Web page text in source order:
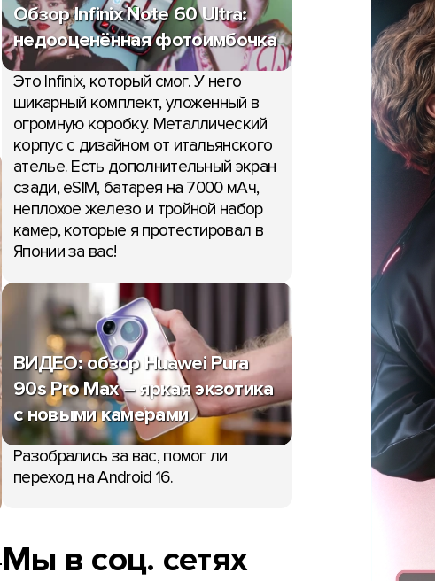
Обзор Infinix Note 60 Ultra:
недооценённая фотоимбочка
Это Infinix, который смог. У него
шикарный комплект, уложенный в
огромную коробку. Металлический
корпус с дизайном от итальянского
ателье. Есть дополнительный экран
сзади, eSIM, батарея на 7000 мАч,
неплохое железо и тройной набор
камер, которые я протестировал в
Японии за вас!
ВИДЕО: обзор Huawei Pura
90s Pro Max – яркая экзотика
с новыми камерами
Разобрались за вас, помог ли
переход на Android 16.
Мы в соц. сетях